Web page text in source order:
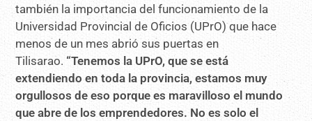
también la importancia del funcionamiento de la
Universidad Provincial de Oficios (UPrO) que hace
menos de un mes abrió sus puertas en
Tilisarao. “Tenemos la UPrO, que se está
extendiendo en toda la provincia, estamos muy
orgullosos de eso porque es maravilloso el mundo
que abre de los emprendedores. No es solo el